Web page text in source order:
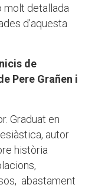
molt detallada
d'aquesta
de
Pere Grañen i
Graduat en
autor
història
abastament